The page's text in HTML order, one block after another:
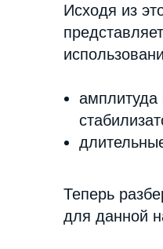
Исходя из
Теперь
для данной